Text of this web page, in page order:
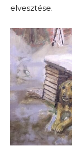
elvesztése.